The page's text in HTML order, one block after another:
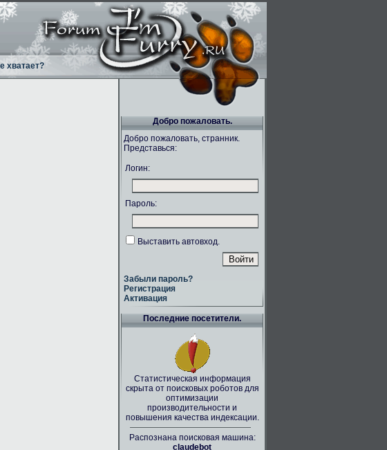
хватает?
Добро пожаловать.
Добро пожаловать, странник.
Представься:
Логин:
Пароль:
Выставить автовход.
Забыли пароль?
Регистрация
Активация
Последние посетители.
Статистическая информация
скрыта от поисковых роботов для
оптимизации
производительности и
повышения качества индексации.
Распознана поисковая машина:
claudebot